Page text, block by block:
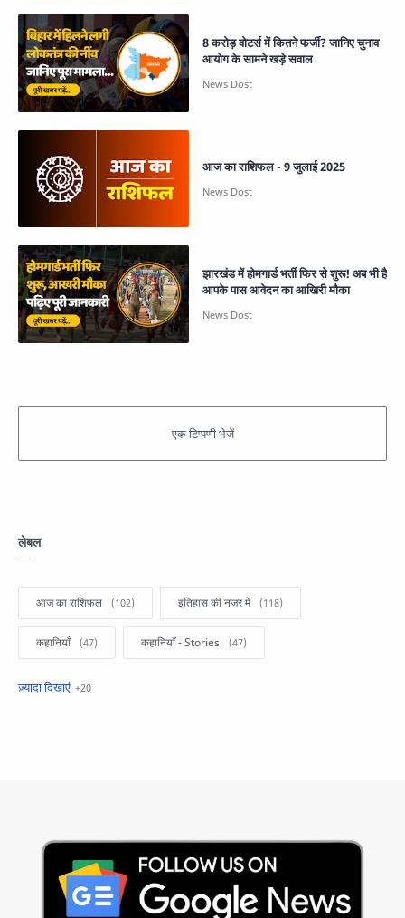
8 करोड़ वोटर्स में कितने फर्जी? जानिए चुनाव
आयोग के सामने खड़े सवाल
आज का राशिफल - 9 जुलाई 2025
झारखंड में होमगार्ड भर्ती फिर से शुरू! अब भी है
आपके पास आवेदन का आखिरी मौका
लेबल
आज का राशिफल इतिहास की नजर में
कहानियाँ कहानियाँ - Stories
खबरें फटाफट
Hindi Stories International
Jobs and Education Lifestyle